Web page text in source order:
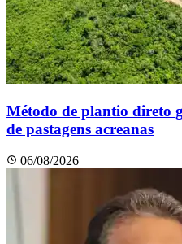
Método de plantio direto
de pastagens acreanas
06/08/2026